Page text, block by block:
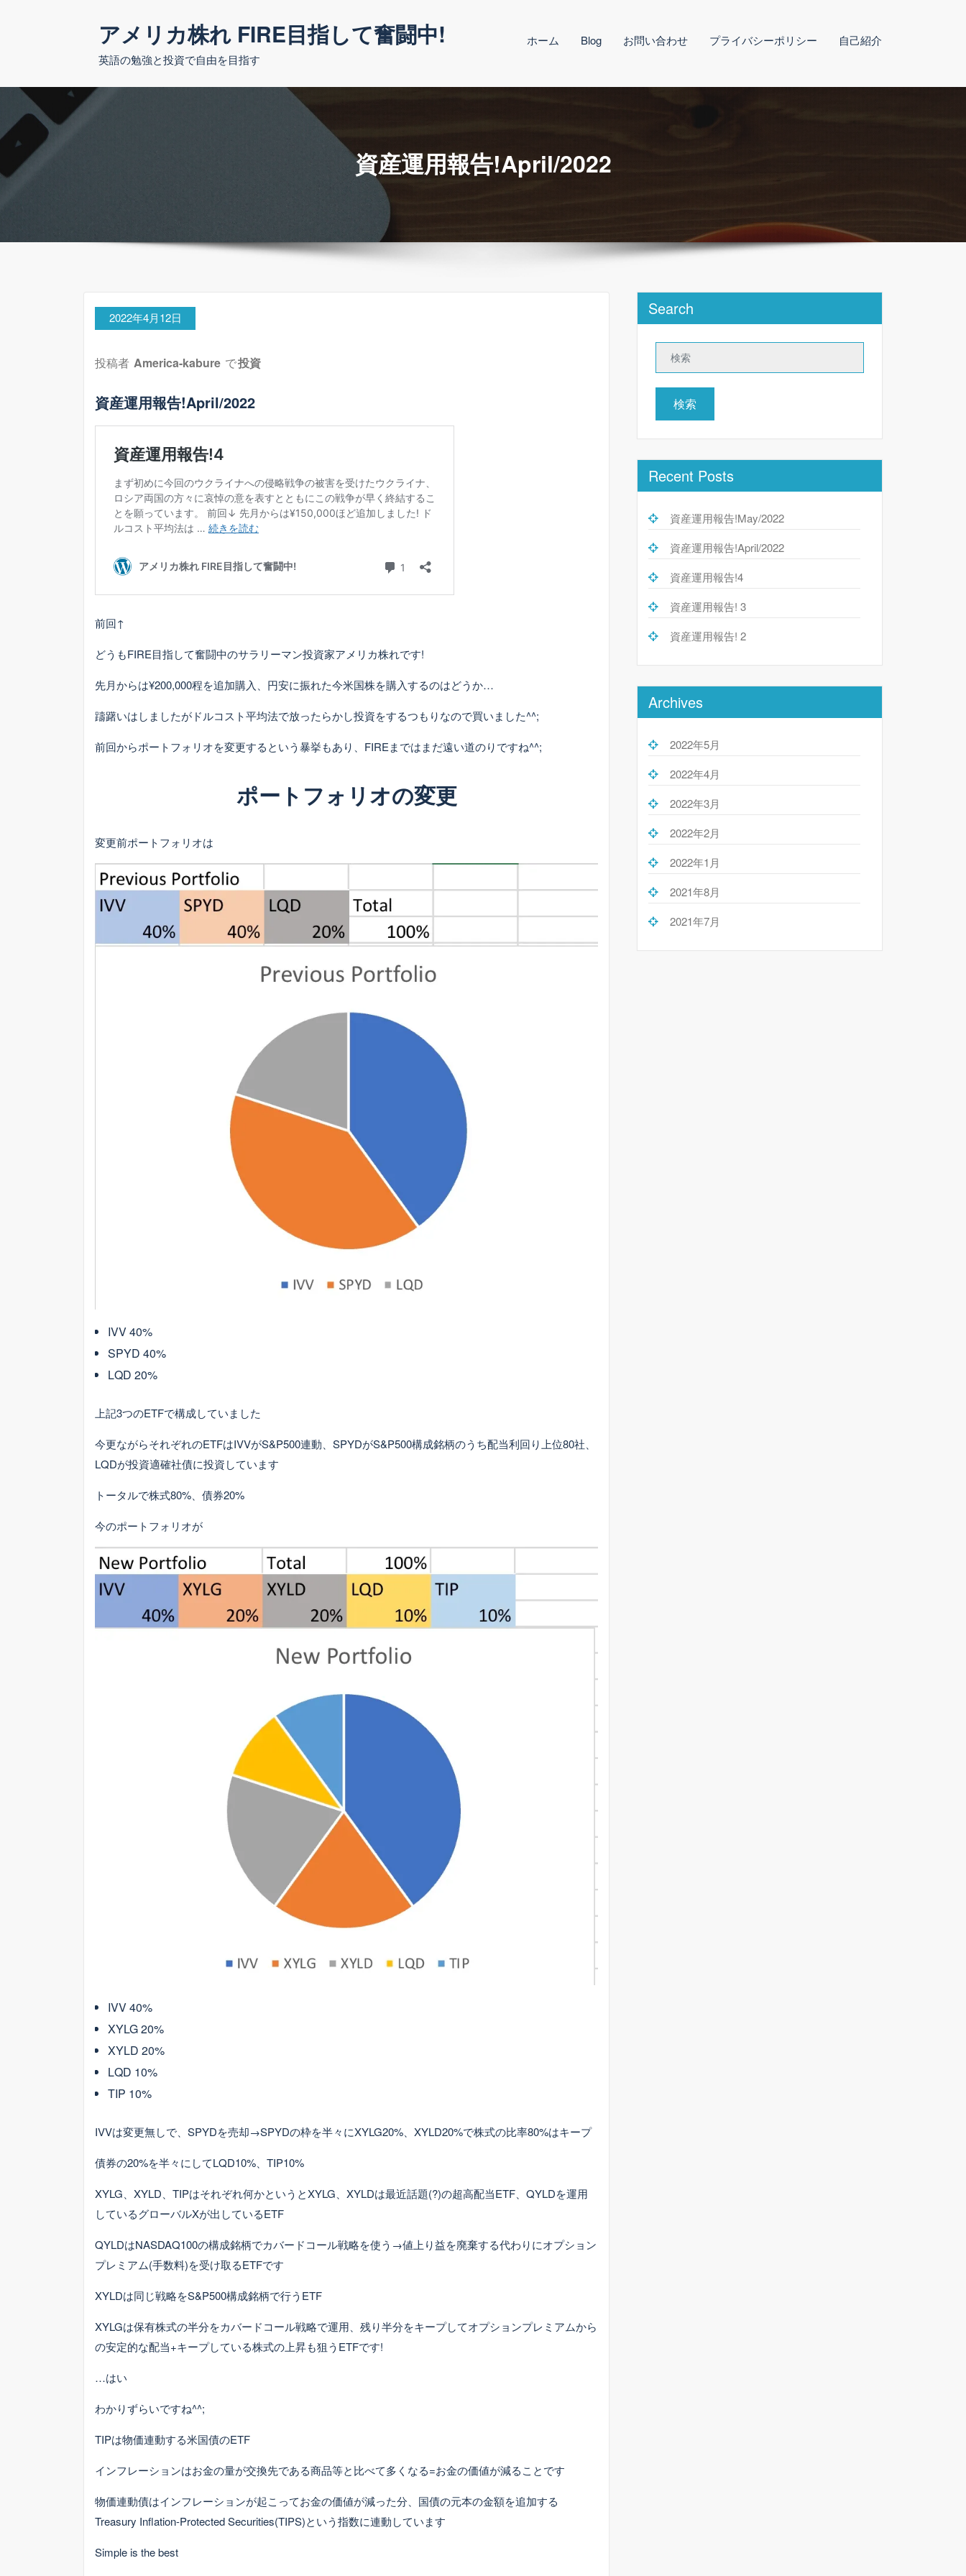
ス
ッ
アメリカ株れ FIRE目指して奮闘中!
英語の勉強と投資で自由を目指す
ホーム Blog お問い合わせ プライバシーポリシー 自己紹介
資産運用報告!April/2022
2022年4月12日
投稿者 America-kabure で投資
資産運用報告!April/2022
前回↑
どうもFIRE目指して奮闘中のサラリーマン投資家アメリカ株れです!
先月からは¥200,000程を追加購入、円安に振れた今米国株を購入するのはどうか…
躊躇いはしましたがドルコスト平均法で放ったらかし投資をするつもりなので買いました^^;
前回からポートフォリオを変更するという暴挙もあり、FIREまではまだ遠い道のりですね^^;
ポートフォリオの変更
変更前ポートフォリオは
IVV 40%
SPYD 40%
LQD 20%
上記3つのETFで構成していました
今更ながらそれぞれのETFはIVVがS&P500連動、SPYDがS&P500構成銘柄のうち配当利回り上位80社、
LQDが投資適確社債に投資しています
トータルで株式80%、債券20%
今のポートフォリオが
IVV 40%
XYLG 20%
XYLD 20%
LQD 10%
TIP 10%
IVVは変更無しで、SPYDを売却→SPYDの枠を半々にXYLG20%、XYLD20%で株式の比率80%はキープ
債券の20%を半々にしてLQD10%、TIP10%
XYLG、XYLD、TIPはそれぞれ何かというとXYLG、XYLDは最近話題(?)の超高配当ETF、QYLDを運用
しているグローバルXが出しているETF
QYLDはNASDAQ100の構成銘柄でカバードコール戦略を使う→値上り益を廃棄する代わりにオプション
プレミアム(手数料)を受け取るETFです
XYLDは同じ戦略をS&P500構成銘柄で行うETF
XYLGは保有株式の半分をカバードコール戦略で運用、残り半分をキープしてオプションプレミアムから
の安定的な配当+キープしている株式の上昇も狙うETFです!
…はい
わかりずらいですね^^;
TIPは物価連動する米国債のETF
インフレーションはお金の量が交換先である商品等と比べて多くなる=お金の価値が減ることです
物価連動債はインフレーションが起こってお金の価値が減った分、国債の元本の金額を追加する
Treasury Inflation-Protected Securities(TIPS)という指数に連動しています
Simple is the best
Search
検索
Recent Posts
資産運用報告!May/2022
資産運用報告!April/2022
資産運用報告!4
資産運用報告! 3
資産運用報告! 2
Archives
2022年5月
2022年4月
2022年3月
2022年2月
2022年1月
2021年8月
2021年7月